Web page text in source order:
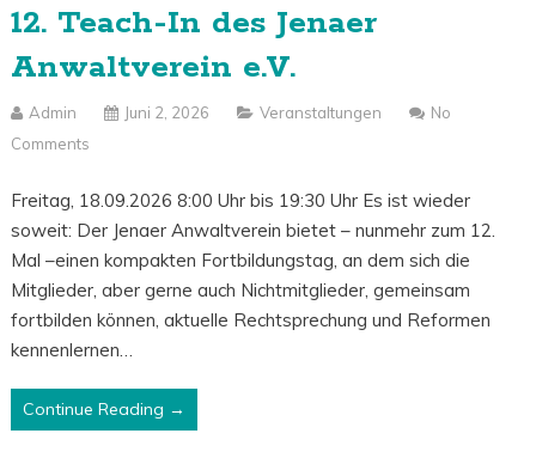
12. Teach-In des Jenaer
Anwaltverein e.V.
Admin Juni 2, 2026 Veranstaltungen
No
Comments
Freitag, 18.09.2026 8:00 Uhr bis 19:30 Uhr Es ist wieder
soweit: Der Jenaer Anwaltverein bietet – nunmehr zum 12.
Mal –einen kompakten Fortbildungstag, an dem sich die
Mitglieder, aber gerne auch Nichtmitglieder, gemeinsam
fortbilden können, aktuelle Rechtsprechung und Reformen
kennenlernen…
Continue Reading →